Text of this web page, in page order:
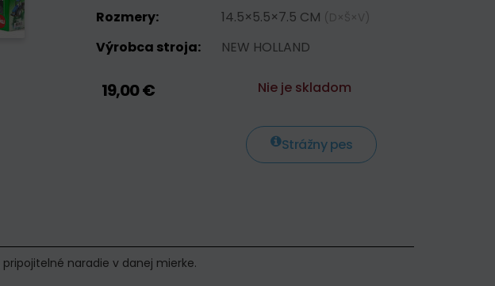
Rozmery:
14.5×5.5×7.5 CM (D×Š×V)
Výrobca stroja: NEW HOLLAND
19,00 € Nie je skladom
Strážny pes
naradie v danej mierke.